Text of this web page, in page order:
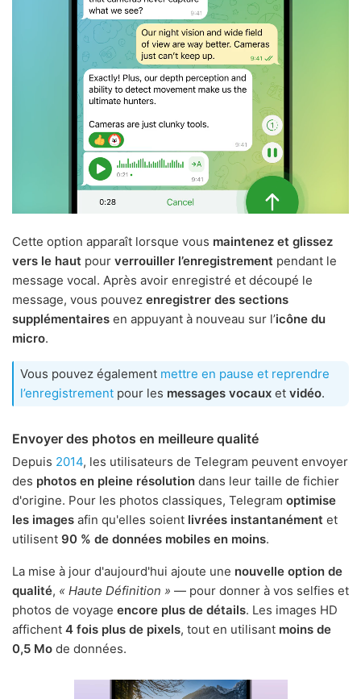
Cette option apparaît lorsque vous maintenez et glissez
vers le haut pour verrouiller l’enregistrement pendant le
message vocal. Après avoir enregistré et découpé le
message, vous pouvez enregistrer des sections
supplémentaires en appuyant à nouveau sur l’icône du
micro.
Vous pouvez également mettre en pause et reprendre
l’enregistrement pour les messages vocaux et vidéo.
Envoyer des photos en meilleure qualité
Depuis 2014, les utilisateurs de Telegram peuvent envoyer
des photos en pleine résolution dans leur taille de fichier
d'origine. Pour les photos classiques, Telegram optimise
les images afin qu'elles soient livrées instantanément et
utilisent 90 % de données mobiles en moins.
La mise à jour d'aujourd'hui ajoute une nouvelle option de
qualité, « Haute Définition » — pour donner à vos selfies et
photos de voyage encore plus de détails. Les images HD
affichent 4 fois plus de pixels, tout en utilisant moins de
0,5 Mo de données.